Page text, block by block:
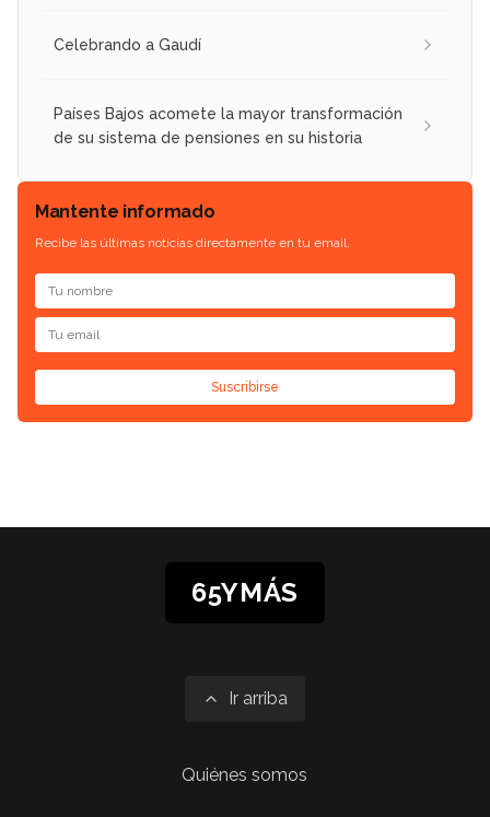
Celebrando a Gaudí
Países Bajos acomete la mayor transformación
de su sistema de pensiones en su historia
Mantente informado
Recibe las últimas noticias directamente en tu email.
Suscribirse
65YMÁS
Ir arriba
Quiénes somos